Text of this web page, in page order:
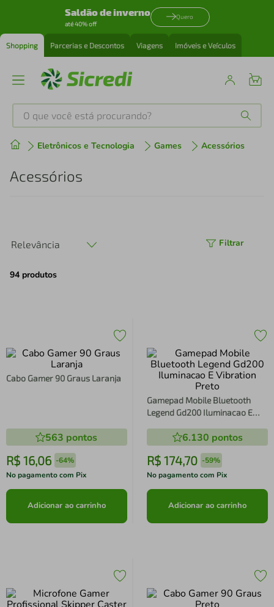
Saldão de inverno
até 40% off
Quero
Shopping Parcerias e Descontos Viagens Imóveis e Veículos
O que você está procurando?
Eletrônicos e Tecnologia Games Acessórios
Acessórios
Relevância Filtrar
94 produtos
Cabo Gamer 90 Graus Laranja
563 pontos
R$ 16,06 -64%
No pagamento com Pix
Adicionar ao carrinho
Gamepad Mobile Bluetooth
Legend Gd200 Iluminacao E
6.130 pontos
R$ 174,70 -59%
No pagamento com Pix
Adicionar ao carrinho
Produtos mais buscados
tenis
º perfume
4º air fryer